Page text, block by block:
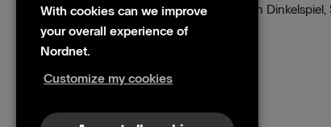
För ytterligare information, kontakta: Jan
Files
Release
With cookies can we improve
your overall experience of
Nordnet.
Customize my cookies